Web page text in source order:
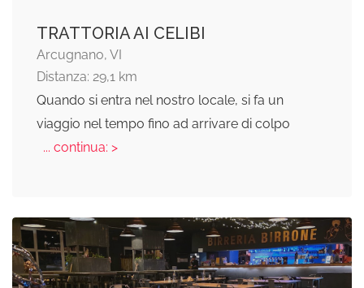
TRATTORIA AI CELIBI
Arcugnano, VI
Distanza: 29,1 km
Quando si entra nel nostro locale, si fa un
viaggio nel tempo fino ad arrivare di colpo
... continua: >